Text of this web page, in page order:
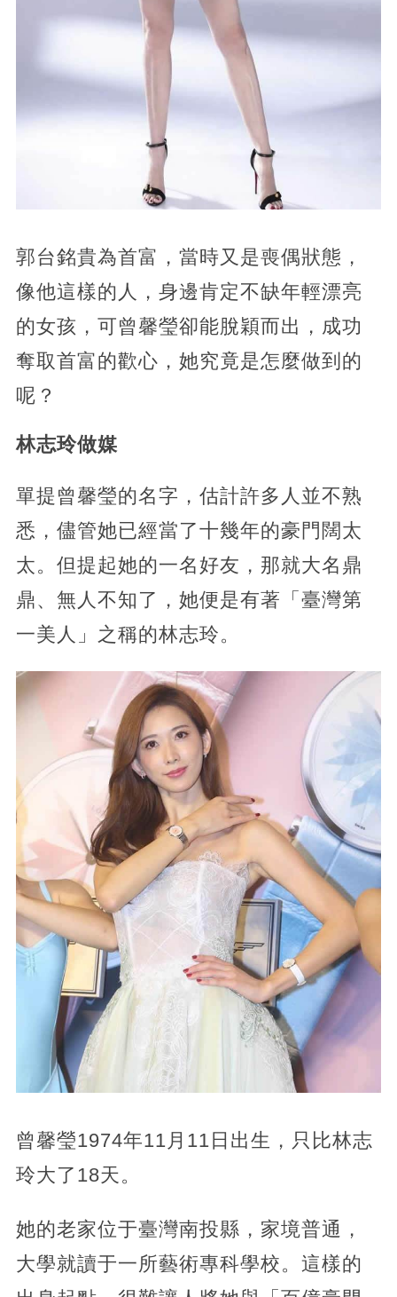
郭台銘貴為首富，當時又是喪偶狀態，
像他這樣的人，身邊肯定不缺年輕漂亮
的女孩，可曾馨瑩卻能脫穎而出，成功
奪取首富的歡心，她究竟是怎麼做到的
呢？
林志玲做媒
單提曾馨瑩的名字，估計許多人並不熟
悉，儘管她已經當了十幾年的豪門闊太
太。但提起她的一名好友，那就大名鼎
鼎、無人不知了，她便是有著「臺灣第
一美人」之稱的林志玲。
曾馨瑩1974年11月11日出生，只比林志
玲大了18天。
她的老家位于臺灣南投縣，家境普通，
大學就讀于一所藝術專科學校。這樣的